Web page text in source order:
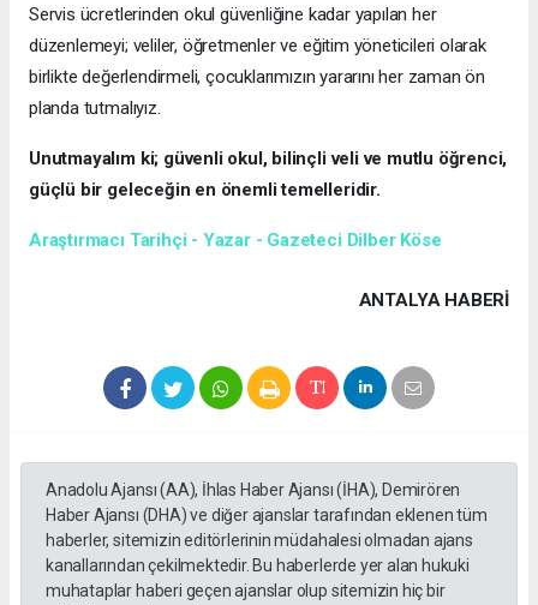
Servis ücretlerinden okul güvenliğine kadar yapılan her
düzenlemeyi; veliler, öğretmenler ve eğitim yöneticileri olarak
birlikte değerlendirmeli, çocuklarımızın yararını her zaman ön
planda tutmalıyız.
Unutmayalım ki; güvenli okul, bilinçli veli ve mutlu öğrenci,
güçlü bir geleceğin en önemli temelleridir.
Araştırmacı Tarihçi - Yazar - Gazeteci Dilber Köse
ANTALYA HABERİ
Anadolu Ajansı (AA), İhlas Haber Ajansı (İHA), Demirören
Haber Ajansı (DHA) ve diğer ajanslar tarafından eklenen tüm
haberler, sitemizin editörlerinin müdahalesi olmadan ajans
kanallarından çekilmektedir. Bu haberlerde yer alan hukuki
muhataplar haberi geçen ajanslar olup sitemizin hiç bir